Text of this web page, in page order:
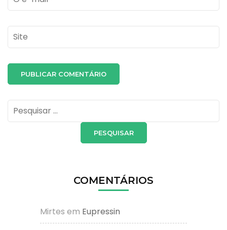
Site
Pesquisar
por:
COMENTÁRIOS
Mirtes em Eupressin